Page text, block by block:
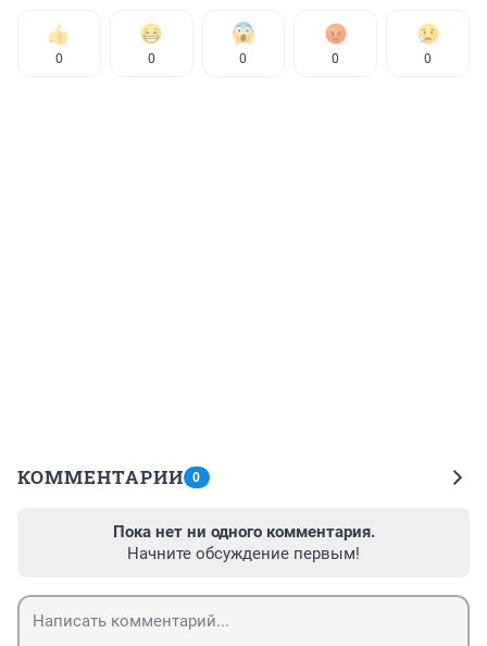
0 0 0 0 0
КОММЕНТАРИИ 0
Пока нет ни одного комментария.
Начните обсуждение первым!